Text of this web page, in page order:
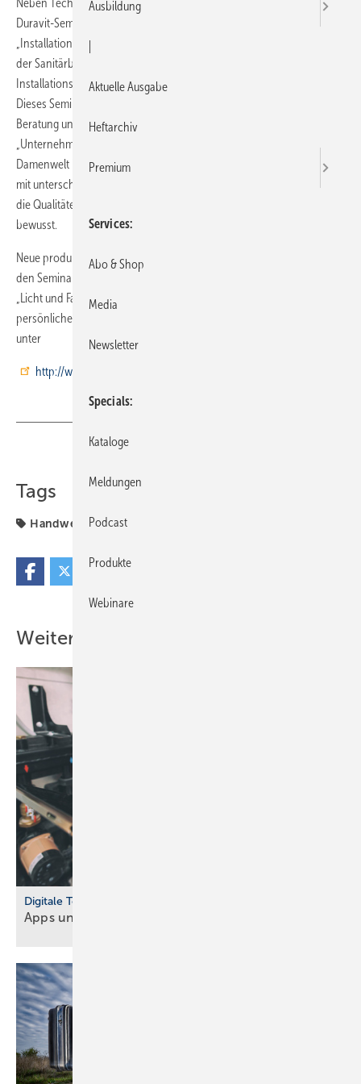
Neben Technik und Empfehlungsmarketing stehen beim diesjährigen
Duravit-Seminarprogramm Veranstaltungen für Frauen im Mittelpunkt.
„Installationstechnik für Frauen“ wendet sich an Mitarbeiterinnen aus
der Sanitärbranche, die hier alles rund um komplexe
Installationsfragen und Wartung von Duravit-Produkten lernen.
Dieses Seminar soll Frauen mehr Sicherheit und Kompetenz in der
Beratung und Planung von Sanitärprojekten geben. Auch das Seminar
„Unternehmerfrauen und deren Führungsalltag“ richtet sich an die
Damenwelt im Handwerksbetrieb. Die Teilnehmerinnen setzen sich
mit unterschiedlichem Führungsverhalten auseinander, beleuchten
die Qualitäten weiblicher Führung und machen sich ihre Fähigkeiten
bewusst.
Neue produkttechnische Schwerpunkte setzt das Unternehmen mit
den Seminaren „Barrierefreie Badgestaltung nach DIN 18040“ und
„Licht und Farbe im Bad“. Außerdem werden erstmals auch
persönliche Coachings und Einzeltrainings angeboten. Mehr dazu
unter
http://www.duravit.de/seminare
Tags
Handwerk
Weitere Inhalte
Digitale Tools
Apps und Soft­ware für Hand­werker und
Ausbildung
Aktuelle Ausgabe
Heftarchiv
Premium
Services
Abo & Shop
Media
Newsletter
Specials
Kataloge
Meldungen
Podcast
Produkte
Webinare